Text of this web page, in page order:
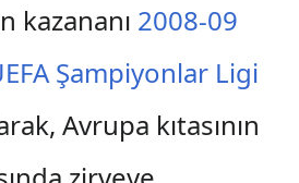
kazananı 2008-09
Şampiyonlar Ligi
Avrupa kıtasının